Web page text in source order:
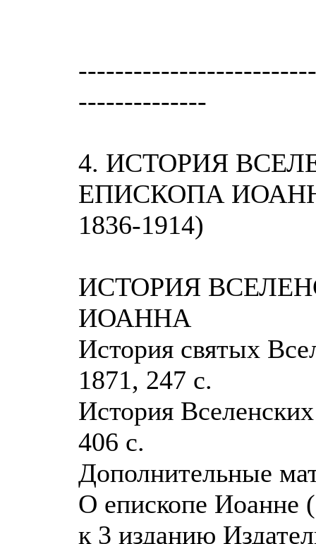
--------------
4. ИСТОРИЯ
ЕПИСКОПА
1836-1914)
ИСТОРИЯ
ИОАННА
История святых
1871, 247 с.
История
406 с.
Дополнительные
О епископе Иоанне
к 3 изданию